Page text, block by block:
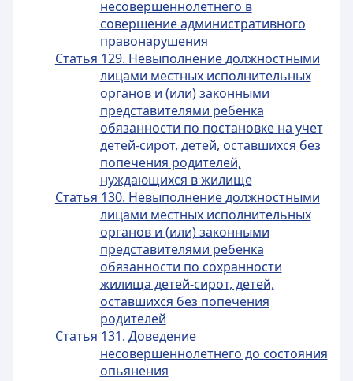
несовершеннолетнего в
совершение административного
правонарушения
Статья 129. Невыполнение должностными
лицами местных исполнительных
органов и (или) законными
представителями ребенка
обязанности по постановке на учет
детей-сирот, детей, оставшихся без
попечения родителей,
нуждающихся в жилище
Статья 130. Невыполнение должностными
лицами местных исполнительных
органов и (или) законными
представителями ребенка
обязанности по сохранности
жилища детей-сирот, детей,
оставшихся без попечения
родителей
Статья 131. Доведение
несовершеннолетнего до состояния
опьянения